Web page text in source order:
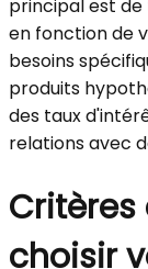
principal est
en fonction de
besoins
produits
des taux
relations avec
Critères
choisir